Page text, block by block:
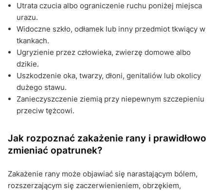
Utrata czucia albo ograniczenie ruchu poniżej miejsca
urazu.
Widoczne szkło, odłamek lub inny przedmiot tkwiący w
tkankach.
Ugryzienie przez człowieka, zwierzę domowe albo
dzikie.
Uszkodzenie oka, twarzy, dłoni, genitaliów lub okolicy
dużego stawu.
Zanieczyszczenie ziemią przy niepewnym szczepieniu
przeciw tężcowi.
Jak rozpoznać zakażenie rany i prawidłowo
zmieniać opatrunek?
Zakażenie rany może objawiać się narastającym bólem,
rozszerzającym się zaczerwienieniem, obrzękiem,